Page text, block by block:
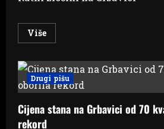
VišeRead
more
JE
ČUDO
Još
se
za
47
od
Drugi pišu
Cijena stana na Grbavici od 70
rekord